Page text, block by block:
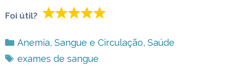
Foi útil?
Categorias
Anemia, Sangue e Circulação, Saúde
Tags
exames de sangue